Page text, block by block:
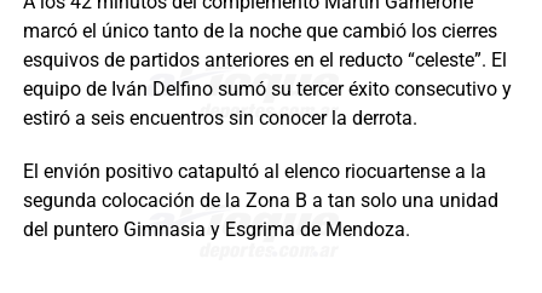
marcó el único tanto de la noche que cambió los cierres
esquivos de partidos anteriores en el reducto “celeste”. El
equipo de Iván Delfino sumó su tercer éxito consecutivo y
estiró a seis encuentros sin conocer la derrota.
El envión positivo catapultó al elenco riocuartense a la
segunda colocación de la Zona B a tan solo una unidad
del puntero Gimnasia y Esgrima de Mendoza.